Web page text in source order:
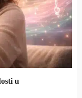
u